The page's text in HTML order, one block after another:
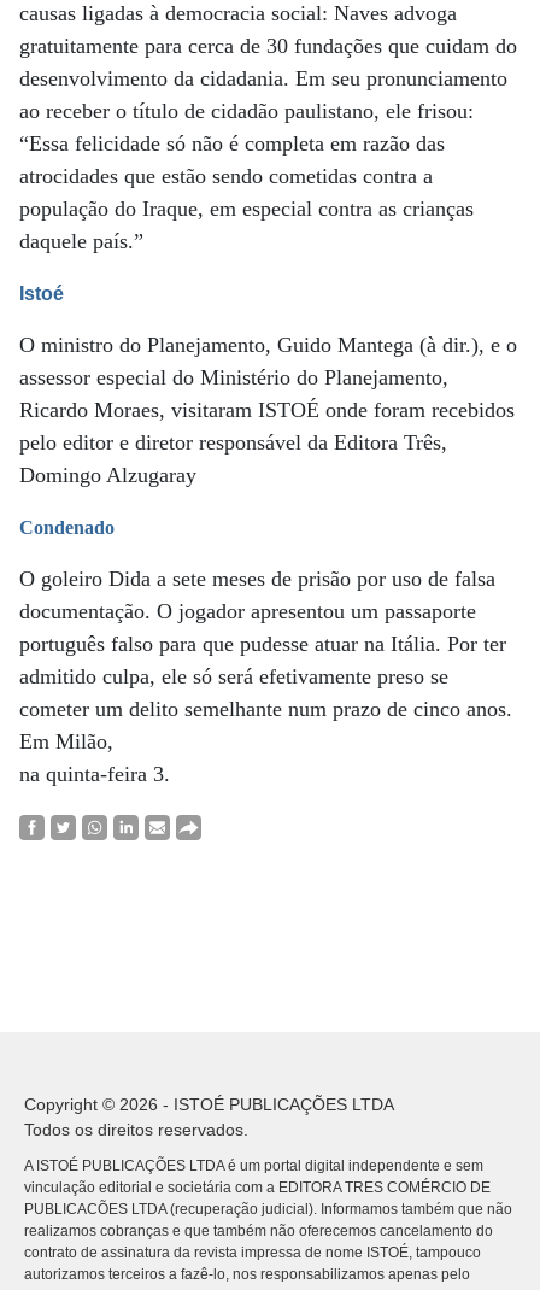
causas ligadas à democracia social: Naves advoga
gratuitamente para cerca de 30 fundações que cuidam do
desenvolvimento da cidadania. Em seu pronunciamento
ao receber o título de cidadão paulistano, ele frisou:
“Essa felicidade só não é completa em razão das
atrocidades que estão sendo cometidas contra a
população do Iraque, em especial contra as crianças
daquele país.”
Istoé
O ministro do Planejamento, Guido Mantega (à dir.), e o
assessor especial do Ministério do Planejamento,
Ricardo Moraes, visitaram ISTOÉ onde foram recebidos
pelo editor e diretor responsável da Editora Três,
Domingo Alzugaray
Condenado
O goleiro Dida a sete meses de prisão por uso de falsa
documentação. O jogador apresentou um passaporte
português falso para que pudesse atuar na Itália. Por ter
admitido culpa, ele só será efetivamente preso se
cometer um delito semelhante num prazo de cinco anos.
Em Milão,
na quinta-feira 3.
Copyright © 2026 - ISTOÉ PUBLICAÇÕES LTDA
Todos os direitos reservados.
A ISTOÉ PUBLICAÇÕES LTDA é um portal digital independente e sem
vinculação editorial e societária com a EDITORA TRES COMÉRCIO DE
PUBLICACÕES LTDA (recuperação judicial). Informamos também que não
realizamos cobranças e que também não oferecemos cancelamento do
contrato de assinatura da revista impressa de nome ISTOÉ, tampouco
autorizamos terceiros a fazê-lo, nos responsabilizamos apenas pelo